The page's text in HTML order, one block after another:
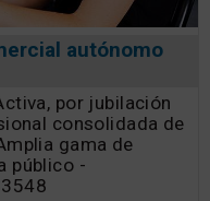
autónomo
por jubilación
consolidada de
gama de
público -